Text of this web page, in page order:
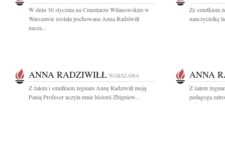
W dniu 30 stycznia na Cmentarzu Wilanowskim w
Warszawie została pochowana Anna Radziwiłł
nasza...
Ze smutkiem
nauczycielkę
ANNA RADZIWIŁŁ WARSZAWA
Z żalem i smutkiem żegnam Annę Radziwiłł moją
Panią Profesor uczyła mnie historii Zbigniew...
ANNA
Z żalem
pedagoga